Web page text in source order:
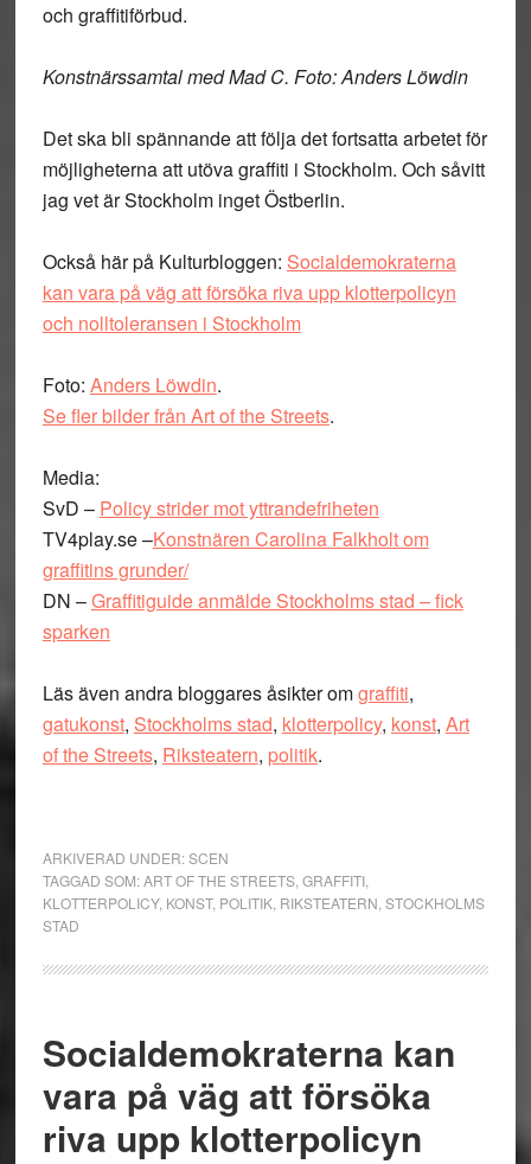
och graffitiförbud.
Konstnärssamtal med Mad C. Foto: Anders Löwdin
Det ska bli spännande att följa det fortsatta arbetet för
möjligheterna att utöva graffiti i Stockholm. Och såvitt
jag vet är Stockholm inget Östberlin.
Också här på Kulturbloggen: Socialdemokraterna
kan vara på väg att försöka riva upp klotterpolicyn
och nolltoleransen i Stockholm
Foto: Anders Löwdin.
Se fler bilder från Art of the Streets.
Media:
SvD – Policy strider mot yttrandefriheten
TV4play.se –Konstnären Carolina Falkholt om
graffitins grunder/
DN –Graffitiguide anmälde Stockholms stad – fick
sparken
Läs även andra bloggares åsikter omgraffiti,
gatukonst, Stockholms stad, klotterpolicy, konst, Art
of the Streets, Riksteatern, politik.
ARKIVERAD UNDER:SCEN
TAGGAD SOM:ART OF THE STREETS, GRAFFITI,
KLOTTERPOLICY, KONST, POLITIK, RIKSTEATERN STOCKHOLMS
STAD
Socialdemokraterna kan
vara på väg att försöka
riva upp klotterpolicyn